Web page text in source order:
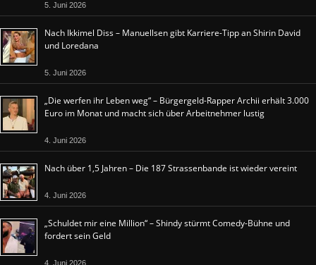
5. Juni 2026
Nach Ikkimel Diss – Manuellsen gibt Karriere-Tipp an Shirin David
und Loredana
5. Juni 2026
„Die werfen ihr Leben weg“ – Bürgergeld-Rapper Archii erhält 3.000
Euro im Monat und macht sich über Arbeitnehmer lustig
4. Juni 2026
Nach über 1,5 Jahren – Die 187 Strassenbande ist wieder vereint
4. Juni 2026
„Schuldet mir eine Million“ – Shindy stürmt Comedy-Bühne und
fordert sein Geld
4. Juni 2026